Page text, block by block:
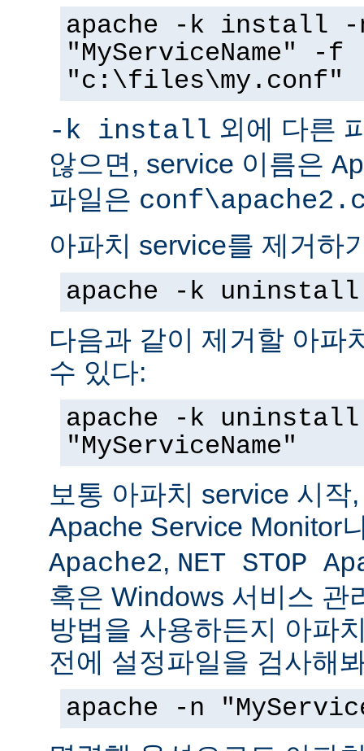
apache -k install -
"MyServiceName" -f
"c:\files\my.conf"
-k install 외에 다른
않으면, service 이름은
파일은
아파치 service를 제거하
apache -k uninstall
다음과 같이 제거할 아파
수 있다:
apache -k
"MyServiceName"
보통 아파치 service 시작
Apache Service Monitor
Apache2, NET STOP
혹은 Windows 서비스 관
방법을 사용하든지 아파
전에 설정파일을 검사해
apache -n